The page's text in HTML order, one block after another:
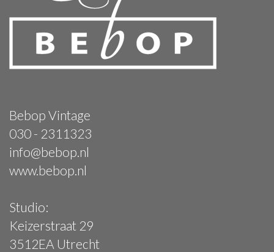
Bebop Vintage
030 - 2311323
info@bebop.nl
www.bebop.nl
Studio:
Keizerstraat 29
3512EA Utrecht